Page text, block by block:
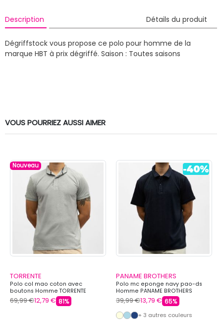
Description Détails du produit
Dégriffstock vous propose ce polo pour homme de la
marque HBT à prix dégriffé. Saison : Toutes saisons
VOUS POURRIEZ AUSSI AIMER
Nouveau
TORRENTE
Polo col mao coton avec
boutons Homme TORRENTE
69,99 €12,79 € 81%
PANAME BROTHERS
Polo mc eponge navy pao-ds
Homme PANAME BROTHERS
39,99 €13,79 € 65%
+ 3 autres couleurs